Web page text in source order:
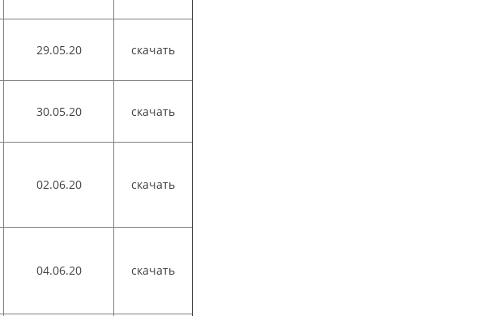
29.05.20 скачать
30.05.20 скачать
02.06.20
скачать
04.06.20
скачать